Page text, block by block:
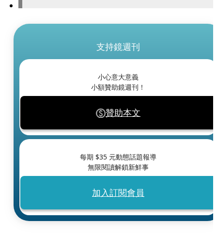
支持鏡週刊
小心意大意義
小額贊助鏡週刊！
贊助本文
每期 $35 元動態話題報導
無限閱讀解鎖新鮮事
加入訂閱會員